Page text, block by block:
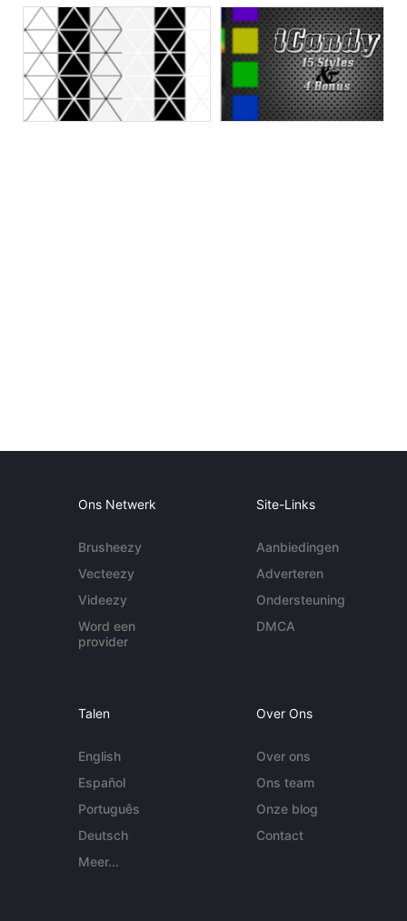
Ons Netwerk
Brusheezy
Vecteezy
Videezy
Word een
provider
Site-Links
Aanbiedingen
Adverteren
Ondersteuning
DMCA
Talen
English
Español
Português
Deutsch
Meer...
Over Ons
Over ons
Ons team
Onze blog
Contact